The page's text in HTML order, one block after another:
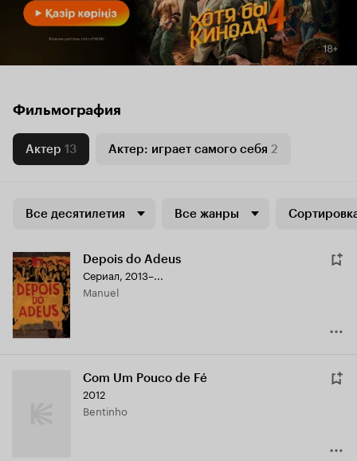
Фильмография
Актер 13 Актер: играет самого себя 2
Все десятилетия Все жанры
Depois do Adeus
Сериал, 2013–...
Manuel
Com Um Pouco de Fé
2012
Bentinho